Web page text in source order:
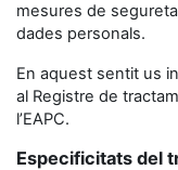
mesures de
dades personals.
En aquest sentit us
al Registre de
l’EAPC.
Especificitats del